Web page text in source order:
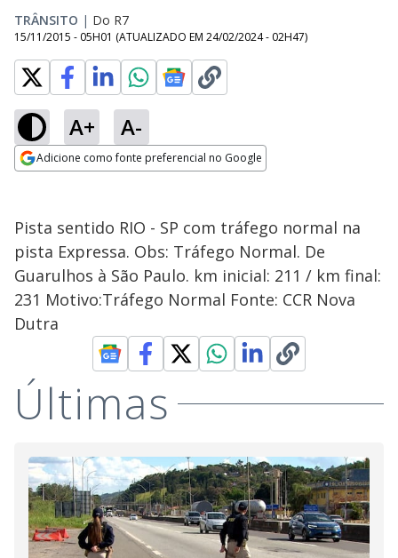
TRÂNSITO | Do R7
15/11/2015 - 05H01 (ATUALIZADO EM 24/02/2024 - 02H47)
A+ A-
Adicione como fonte preferencial no Google
Pista sentido RIO - SP com tráfego normal na
pista Expressa. Obs: Tráfego Normal. De
Guarulhos à São Paulo. km inicial: 211 / km final:
231 Motivo:Tráfego Normal Fonte: CCR Nova
Dutra
Últimas